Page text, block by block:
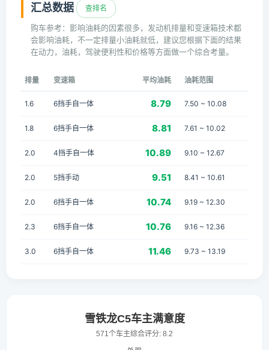
汇总数据 查排名
购车参考：影响油耗的因素很多，发动机排量和变速箱技术都
会影响油耗，不一定排量小油耗就低，建议您根据下面的结果
在动力，油耗，驾驶便利性和价格等方面做一个综合考量。
排量 变速箱 平均油耗 油耗范围
1.6 6挡手自一体 8.79 7.50 ~ 10.08
1.8 6挡手自一体 8.81 7.61 ~ 10.02
2.0 4挡手自一体 10.89 9.10 ~ 12.67
2.0 5挡手动 9.51 8.41 ~ 10.61
2.0 6挡手自一体 10.74 9.19 ~ 12.30
2.3 6挡手自一体 10.76 9.16 ~ 12.36
3.0 6挡手自一体 11.46 9.73 ~ 13.19